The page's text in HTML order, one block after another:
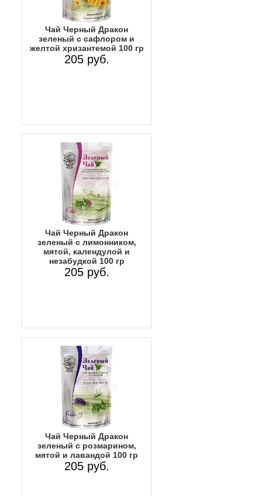
Чай Черный Дракон
зеленый с сафлором и
желтой хризантемой 100 гр
205 руб.
Чай Черный Дракон
зеленый с лимонником,
мятой, календулой и
незабудкой 100 гр
205 руб.
Чай Черный Дракон
зеленый с розмарином,
мятой и лавандой 100 гр
205 руб.